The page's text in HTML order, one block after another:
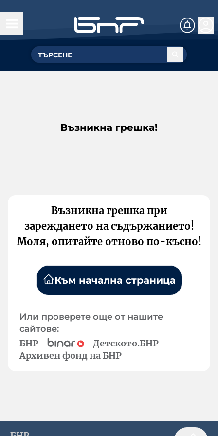
Възникна грешка!
Възникна грешка при
зареждането на съдържанието!
Моля, опитайте отново по-късно!
Към начална страница
Или проверете още от нашите
сайтове:
БНР
Детското.БНР
Архивен фонд на БНР